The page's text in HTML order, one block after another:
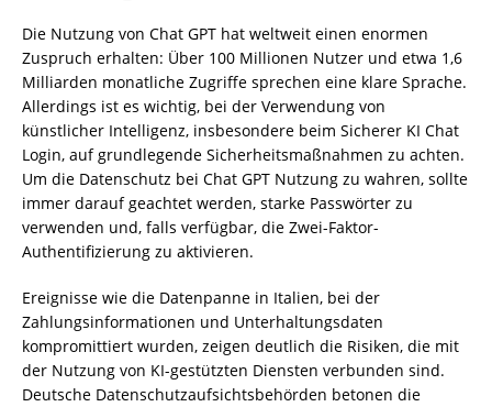
Die Nutzung von Chat GPT hat weltweit einen enormen
Zuspruch erhalten: Über 100 Millionen Nutzer und etwa 1,6
Milliarden monatliche Zugriffe sprechen eine klare Sprache.
Allerdings ist es wichtig, bei der Verwendung von
künstlicher Intelligenz, insbesondere beim Sicherer KI Chat
Login, auf grundlegende Sicherheitsmaßnahmen zu achten.
Um die Datenschutz bei Chat GPT Nutzung zu wahren, sollte
immer darauf geachtet werden, starke Passwörter zu
verwenden und, falls verfügbar, die Zwei-Faktor-
Authentifizierung zu aktivieren.
Ereignisse wie die Datenpanne in Italien, bei der
Zahlungsinformationen und Unterhaltungsdaten
kompromittiert wurden, zeigen deutlich die Risiken, die mit
der Nutzung von KI-gestützten Diensten verbunden sind.
Deutsche Datenschutzaufsichtsbehörden betonen die